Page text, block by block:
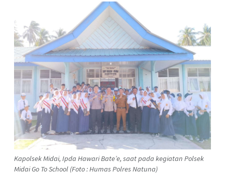
Kapolsek Midai, Ipda Hawari Bate’e, saat pada kegiatan Polsek
Midai Go To School (Foto : Humas Polres Natuna)